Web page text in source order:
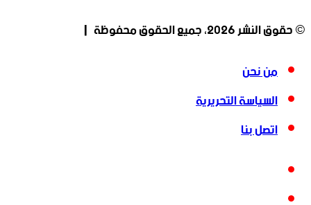
© حقوق النشر 2026، جميع الحقوق محفوظة |
من نحن
السياسة التحريرية
اتصل بنا